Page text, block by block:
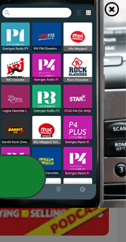
Mätt på en plätt